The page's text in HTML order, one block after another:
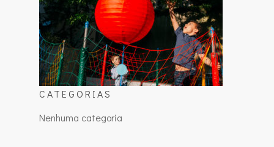
CATEGORIAS
Nenhuma categoria